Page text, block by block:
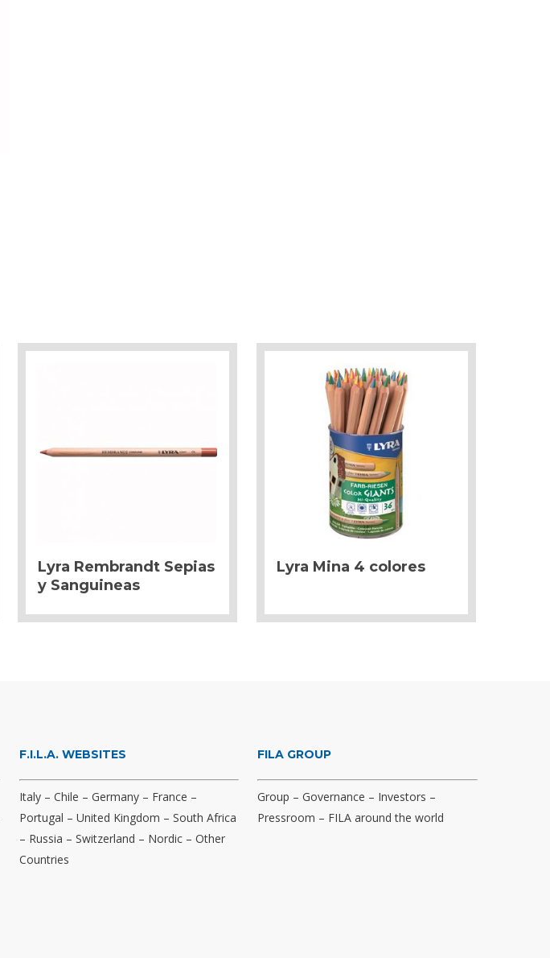
Lyra Rembrandt Sepias
y Sanguineas
Lyra Mina 4 colores
F.I.L.A. WEBSITES
Italy– Chile – Germany– France –
Portugal – United Kingdom – South Africa
– Russia – Switzerland – Nordic– Other
Countries
FILA GROUP
Group –Governance – Investors –
Pressroom – FILA around the world